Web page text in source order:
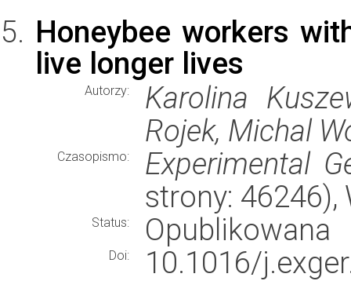
Honeybee workers
live longer lives
Autorzy:
Karolina
Rojek, Michal
Czasopismo:
Experimental
strony:
Status: Opublikowana
Doi: 10.1016/